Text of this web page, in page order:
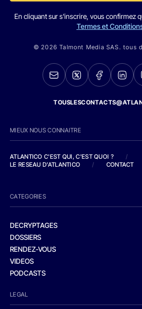
En cliquant sur s'inscrire, vous confirmez
Termes et
© 2026 Talmont Media SAS. tous
MIEUX NOUS CONNAITRE
ATLANTICO C'EST QUI, C'EST QUOI ?
/
LE RESEAU D'ATLANTICO
/ CONTACT
CATEGORIES
DECRYPTAGES
DOSSIERS
RENDEZ-VOUS
VIDEOS
PODCASTS
LEGAL